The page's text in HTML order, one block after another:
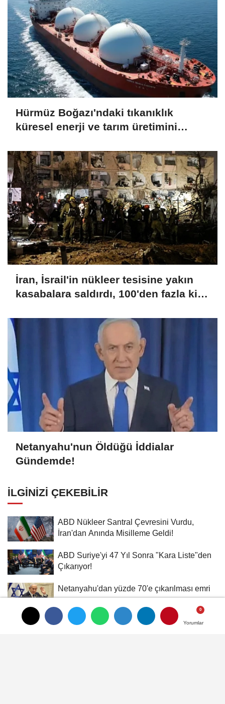
Yorumlar
Yorumlar
Hürmüz Boğazı'ndaki tıkanıklık
küresel enerji ve tarım üretimini
İran, İsrail'in nükleer tesisine yakın
kasabalara saldırdı, 100'den fazla kişi
Netanyahu'nun Öldüğü İddialar
Gündemde!
İLGINIZI ÇEKEBILIR
ABD Nükleer Santral Çevresini Vurdu,
İran'dan Anında Misilleme Geldi!
ABD Suriye'yi 47 Yıl Sonra "Kara Liste"den
Çıkarıyor!
Netanyahu'dan yüzde 70'e çıkarılması emri
Hürmüz Boğazı'ndaki tıkanıklık küresel enerji